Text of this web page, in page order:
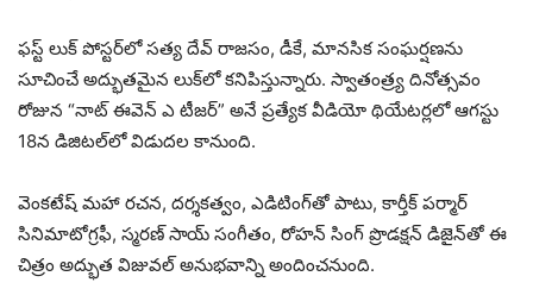
ఫస్ట్ లుక్ పోస్టర్‌లో సత్య దేవ్ రాజసం, డీకే, మానసిక సంఘర్షణను
సూచించే అద్భుతమైన లుక్‌లో కనిపిస్తున్నారు. స్వాతంత్ర్య దినోత్సవం
రోజున “నాట్ ఈవెన్ ఎ టీజర్” అనే ప్రత్యేక వీడియో థియేటర్లలో ఆగస్టు
18న డిజిటల్‌లో విడుదల కానుంది.
వెంకటేష్ మహా రచన, దర్శకత్వం, ఎడిటింగ్‌తో పాటు, కార్తీక్ పర్మార్
సినిమాటోగ్రఫీ, స్మరణ్ సాయ్ సంగీతం, రోహన్ సింగ్ ప్రొడక్షన్ డిజైన్‌తో ఈ
చిత్రం అద్భుత విజువల్ అనుభవాన్ని అందించనుంది.